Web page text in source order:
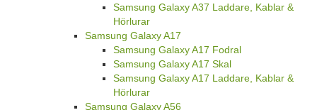
Samsung Galaxy A37 Laddare, Kablar &
Hörlurar
Samsung Galaxy A17
Samsung Galaxy A17 Fodral
Samsung Galaxy A17 Skal
Samsung Galaxy A17 Laddare, Kablar &
Hörlurar
Samsung Galaxy A56